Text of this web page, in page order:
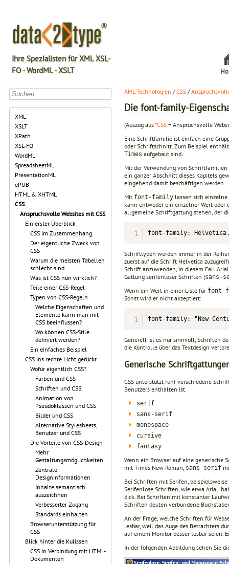
Ihre Spezialisten für XML XSL-
FO - WordML - XSLT
XML
XSLT
XPath
XSL-FO
WordML
SpreadsheetML
PresentationML
ePUB
HTML & XHTML
CSS
Anspruchsvolle Websites mit CSS
Ein erster Überblick
CSS im Zusammenhang
Der eigentliche Zweck von
CSS
Warum die meisten Tabellen
schlecht sind
Was ist CSS nun wirklich?
Teile einer CSS-Regel
Typen von CSS-Regeln
Welche Eigenschaften und
Elemente kann man mit
CSS beeinflussen?
Wo können CSS-Stile
definiert werden?
Ein einfaches Beispiel
CSS ins rechte Licht gerückt
Wofür eigentlich CSS?
Farben und CSS
Schriften und CSS
Animation von
Pseudoklassen und CSS
Bilder und CSS
Alternative Stylesheets,
Benutzer und CSS
Die Vorteile von CSS-Design
Mehr
Gestaltungsmöglichkeiten
Zentrale
Designinformationen
Inhalte semantisch
auszeichnen
Verbesserter Zugang
Standards einhalten
Browserunterstützung für
CSS
Blick hinter die Kulissen
CSS in Verbindung mit HTML-
Dokumenten
XML-Technologien /CSS /
Die font-family-
(Auszug aus "CSS − Anspruchsvolle
Eine Schriftfamilie ist einfach eine
oder Schriftschnitt. Zum Beispiel
Times aufgebaut sind.
Mit der Verwendung von
ein ganzer Abschnitt dieses Kapitels
eingehend damit beschäftigen werden.
Mit font-family lassen sich einzelne
kann entweder ein einzelner Wert
allgemeine Schriftgattung stehen, der
font-family:
Schrifttypen werden immer in der
zuerst auf die Schrift Helvetica
Schrift anzuwenden, in diesem Fall
Gattung serifenloser Schriften (sans-
Wenn ein Wert in einer Liste für font-
Sonst wird er nicht akzeptiert:
font-family: "New
Generell ist es nur sinnvoll, Schriften
die Kontrolle über das Textdesign
Generische
CSS unterstützt fünf verschiedene
Benutzers enthalten ist.
serif
sans-serif
monospace
cursive
fantasy
Wenn ein Browser auf eine generische
mit Times New Roman, sans-serif
Bei Schriften mit Serifen,
Serifenlose Schriften, wie etwa Arial,
dick. Bei Schriften mit konstanter
Schriften deuten verbundene
An der Frage, welche Schriften für
lesbar, weil das Auge des Betrachters
auf einem Monitor besser lesbar seien.
In der folgenden Abbildung sehen Sie